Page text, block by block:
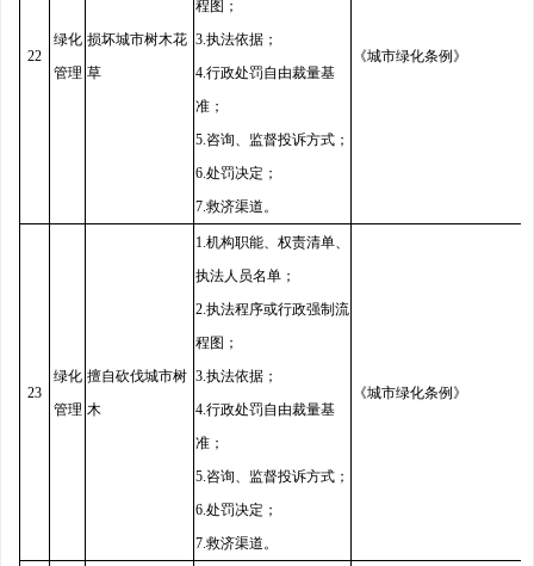
22
绿化
管理
损坏城市树木花
草
程图；
3.执法依据；
4.行政处罚自由裁量基
准；
5.咨询、监督投诉方式；
6.处罚决定；
7.救济渠道。
《城市绿化条例》
23
绿化
管理
擅自砍伐城市树
木
1.机构职能、权责清单、
执法人员名单；
2.执法程序或行政强制流
程图；
3.执法依据；
4.行政处罚自由裁量基
准；
5.咨询、监督投诉方式；
6.处罚决定；
7.救济渠道。
《城市绿化条例》